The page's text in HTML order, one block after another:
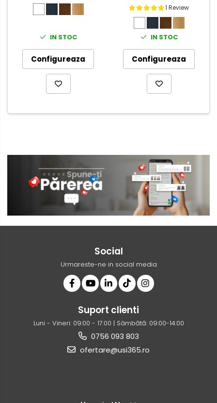
IN STOC
Configureaza
1 Review
IN STOC
Configureaza
Social
Urmareste-ne in social media
Suport clienti
Luni - Vineri: 09:00 - 17:00 | Sâmbătă: 09:00-14:00
0756 093 803
ofertare@usi365.ro